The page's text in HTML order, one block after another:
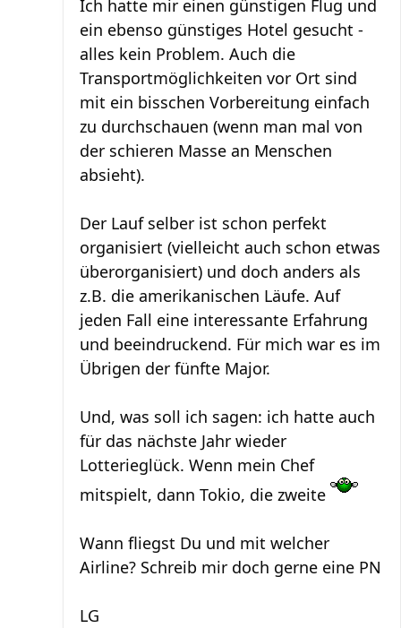
Ich hatte mir einen günstigen Flug und
ein ebenso günstiges Hotel gesucht -
alles kein Problem. Auch die
Transportmöglichkeiten vor Ort sind
mit ein bisschen Vorbereitung einfach
zu durchschauen (wenn man mal von
der schieren Masse an Menschen
absieht).
Der Lauf selber ist schon perfekt
organisiert (vielleicht auch schon etwas
überorganisiert) und doch anders als
z.B. die amerikanischen Läufe. Auf
jeden Fall eine interessante Erfahrung
und beeindruckend. Für mich war es im
Übrigen der fünfte Major.
Und, was soll ich sagen: ich hatte auch
für das nächste Jahr wieder
Lotterieglück. Wenn mein Chef
mitspielt, dann Tokio, die zweite
Wann fliegst Du und mit welcher
Airline? Schreib mir doch gerne eine PN
LG